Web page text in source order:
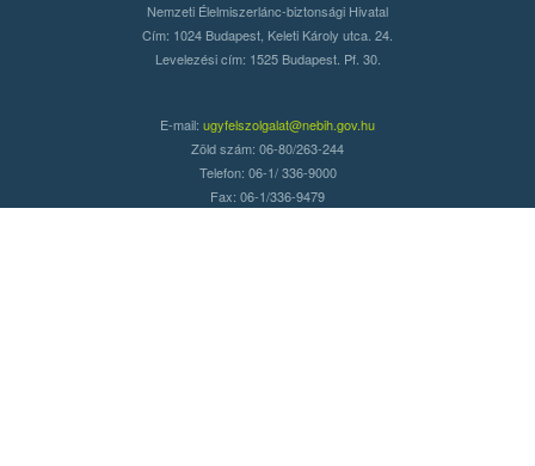
Nemzeti Élelmiszerlánc-biztonsági Hivatal
Cím: 1024 Budapest, Keleti Károly utca. 24.
Levelezési cím: 1525 Budapest. Pf. 30.
E-mail: ugyfelszolgalat@nebih.gov.hu
Zöld szám: 06-80/263-244
Telefon: 06-1/ 336-9000
Fax: 06-1/336-9479